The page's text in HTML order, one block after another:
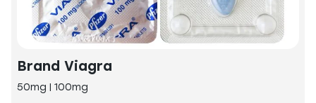
Brand Viagra
50mg | 100mg